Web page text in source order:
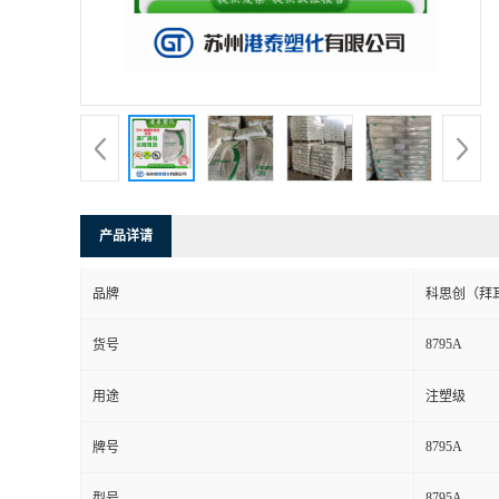
产品详请
品牌 科思创（拜
货号 8795A
用途 注塑级
牌号 8795A